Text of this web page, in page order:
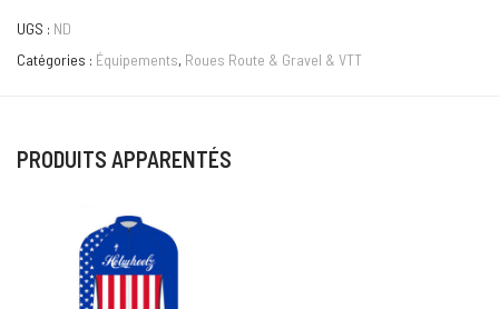
UGS : ND
Catégories : Équipements, Roues Route & Gravel & VTT
PRODUITS APPARENTÉS